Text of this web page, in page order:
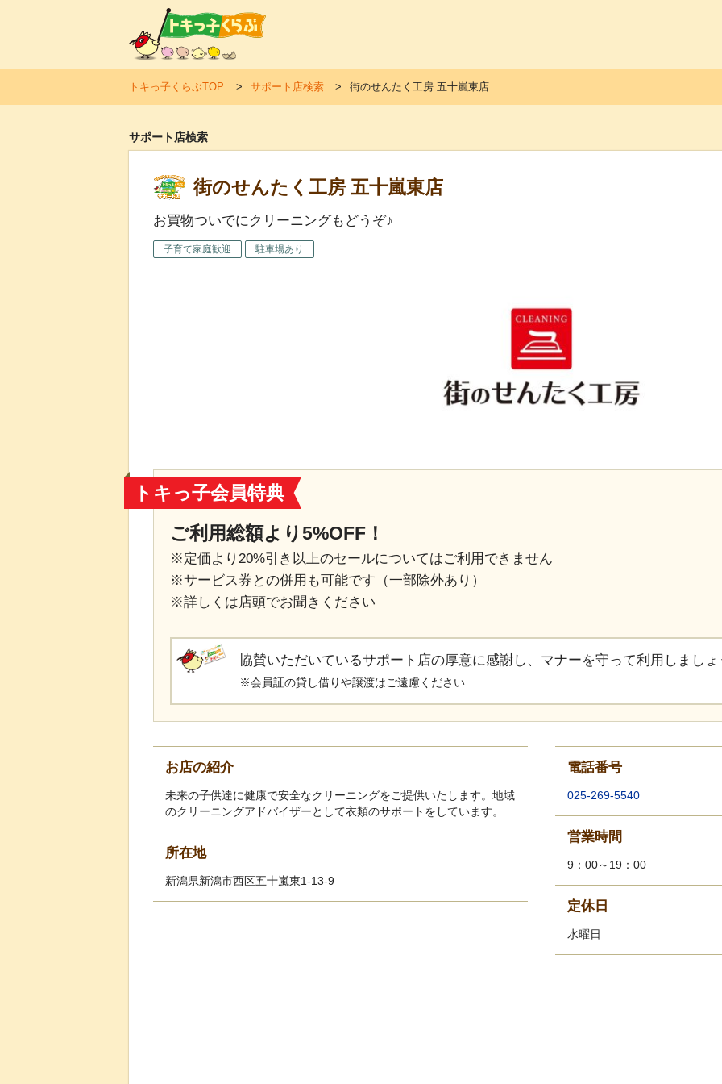
トキっ子くらぶTOP サポート店検索 街のせんたく工房 五十嵐東店
サポート店検索
街のせんたく工房 五十嵐東店
お買物ついでにクリーニングもどうぞ♪
子育て家庭歓迎 駐車場あり
トキっ子会員特典
ご利用総額より5%OFF！
※定価より20%引き以上のセールについてはご利用できません
※サービス券との併用も可能です（一部除外あり）
※詳しくは店頭でお聞きください
協賛いただいているサポート店の厚意に感謝し、マナーを守って利用しましょ
※会員証の貸し借りや譲渡はご遠慮ください
お店の紹介
未来の子供達に健康で安全なクリーニングをご提供いたします。地域
のクリーニングアドバイザーとして衣類のサポートをしています。
所在地
新潟県新潟市西区五十嵐東1-13-9
電話番号
025-269-5540
営業時間
9：00～19：00
定休日
水曜日